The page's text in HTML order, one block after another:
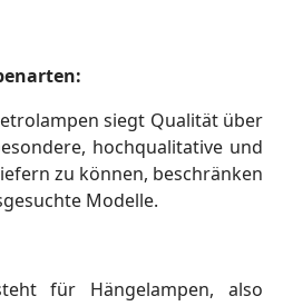
siegt Qualität über
hochqualitative und
zu können, beschränken
Modelle.
für Hängelampen, also